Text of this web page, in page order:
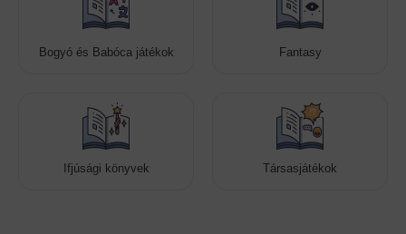
Bogyó és Babóca játékok Fantasy
Ifjúsági könyvek Társasjátékok